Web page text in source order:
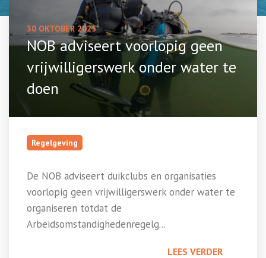
30 OKTOBER 2025
NOB adviseert voorlopig geen
vrijwilligerswerk onder water te
doen
Regelgeving
De NOB adviseert duikclubs en organisaties
voorlopig geen vrijwilligerswerk onder water te
organiseren totdat de
Arbeidsomstandighedenregelg...
LEES VERDER